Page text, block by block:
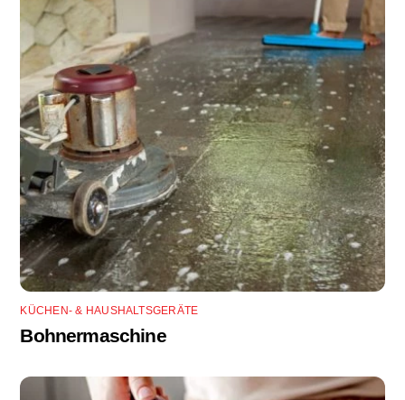
KÜCHEN- & HAUSHALTSGERÄTE
Bohnermaschine